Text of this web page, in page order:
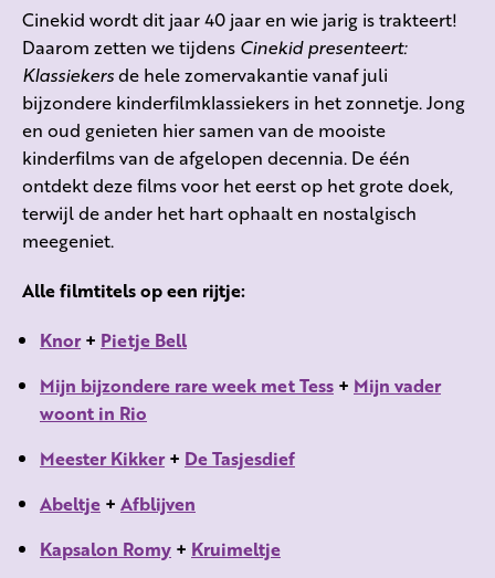
Cinekid wordt dit jaar 40 jaar en wie jarig is trakteert!
Daarom zetten we tijdens Cinekid presenteert:
Klassiekersde hele zomervakantie vanaf juli
bijzondere kinderfilmklassiekers in het zonnetje. Jong
en oud genieten hier samen van de mooiste
kinderfilms van de afgelopen decennia. De één
ontdekt deze films voor het eerst op het grote doek,
terwijl de ander het hart ophaalt en nostalgisch
meegeniet.
Alle filmtitels op een rijtje:
Knor+ Pietje Bell
Mijn bijzondere rare week met Tess + Mijn vader
woont in Rio
Meester Kikker+ De Tasjesdief
Abeltje + Afblijven
Kapsalon Romy + Kruimeltje